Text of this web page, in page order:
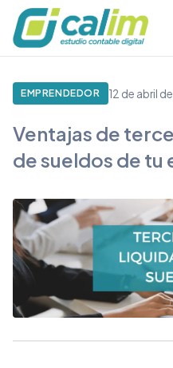
EMPRENDEDOR 12 de abril
Ventajas de
de sueldos de tu